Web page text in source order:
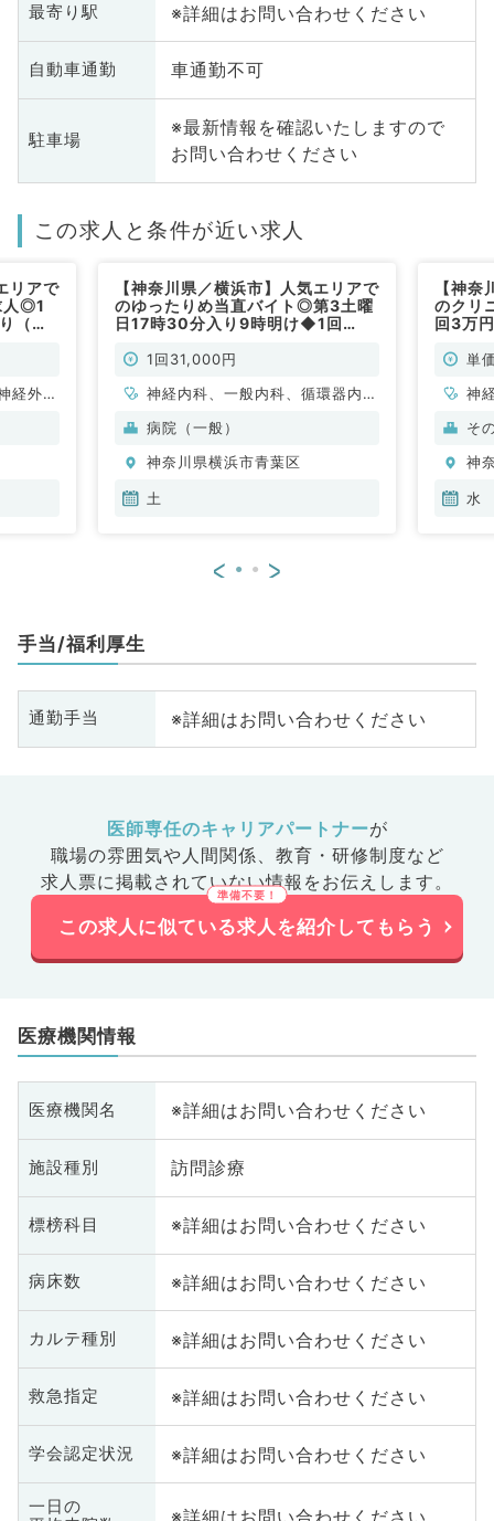
最寄り駅 ※詳細はお問い合わせください
自動車通勤 車通勤不可
駐車場
※最新情報を確認いたしますので
お問い合わせください
この求人と条件が近い求人
リアで
人◎1
（内
経外
【神奈川県／横浜市】人気エリアで
のゆったりめ当直バイト◎第3土曜
日17時30分入り9時明け◆1回
勤）1回31,000円
神経内科、一般内科、循環器内
科、呼吸器内科、消化器内科、内
内科、血液内科、膠原病科
病院（一般）
神奈川県横浜市青葉区
土
【神
のクリ
回3万
単
神
科
科
科
そ
神
水
< >
手当/福利厚生
通勤手当 ※詳細はお問い合わせください
医師専任のキャリアパートナーが
職場の雰囲気や人間関係、 教育・研修制度など
求人票に掲載されていない情報をお伝えします。
この求人に似ている求人を紹介してもらう
医療機関情報
医療機関名 ※詳細はお問い合わせください
施設種別 訪問診療
標榜科目 ※詳細はお問い合わせください
病床数 ※詳細はお問い合わせください
カルテ種別 ※詳細はお問い合わせください
救急指定 ※詳細はお問い合わせください
学会認定状況 ※詳細はお問い合わせください
一日の